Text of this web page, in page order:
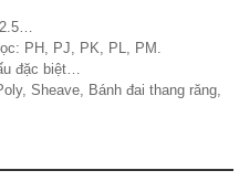
PH, PJ, PK, PL, PM.
đặc biệt…
Sheave, Bánh đai thang răng,